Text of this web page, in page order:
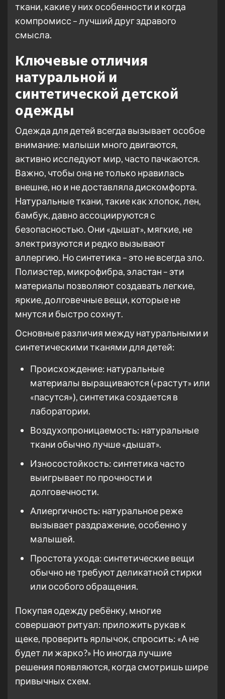
ткани, какие у них особенности и когда
компромисс – лучший друг здравого
смысла.
Ключевые отличия
натуральной и
синтетической детской
одежды
Одежда для детей всегда вызывает особое
внимание: малыши много двигаются,
активно исследуют мир, часто пачкаются.
Важно, чтобы она не только нравилась
внешне, но и не доставляла дискомфорта.
Натуральные ткани, такие как хлопок, лен,
бамбук, давно ассоциируются с
безопасностью. Они «дышат», мягкие, не
электризуются и редко вызывают
аллергию. Но синтетика – это не всегда зло.
Полиэстер, микрофибра, эластан – эти
материалы позволяют создавать легкие,
яркие, долговечные вещи, которые не
мнутся и быстро сохнут.
Основные различия между натуральными и
синтетическими тканями для детей:
Происхождение: натуральные
материалы выращиваются («растут» или
«пасутся»), синтетика создается в
лаборатории.
Воздухопроницаемость: натуральные
ткани обычно лучше «дышат».
Износостойкость: синтетика часто
выигрывает по прочности и
долговечности.
Алиергичность: натуральное реже
вызывает раздражение, особенно у
малышей.
Простота ухода: синтетические вещи
обычно не требуют деликатной стирки
или особого обращения.
Покупая одежду ребёнку, многие
совершают ритуал: приложить рукав к
щеке, проверить ярлычок, спросить: «А не
будет ли жарко?» Но иногда лучшие
решения появляются, когда смотришь шире
привычных схем.